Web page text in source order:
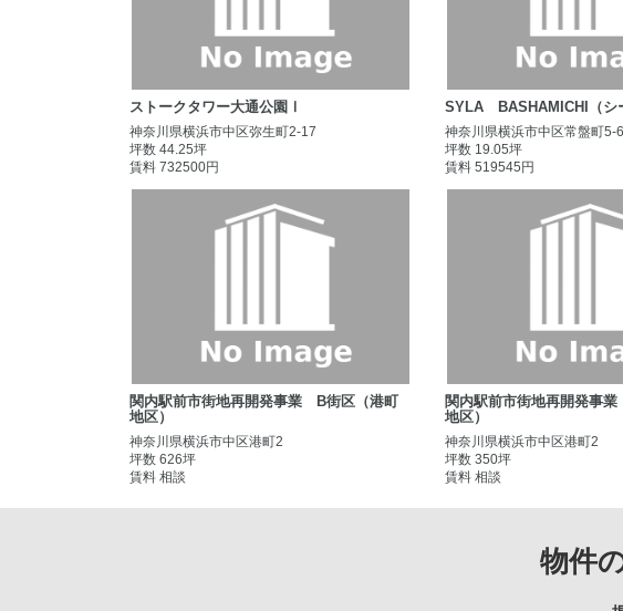
ストークタワー大通公園Ⅰ
神奈川県横浜市中区弥生町2-17
坪数 44.25坪
賃料 732500円
SYLA BASHAMICHI（シ
神奈川県横浜市中区常盤町5-
坪数 19.05坪
賃料 519545円
関内駅前市街地再開発事業 B街区（港町
地区）
神奈川県横浜市中区港町2
坪数 626坪
賃料 相談
関内駅前市街地再開発事
地区）
神奈川県横浜市中区港町2
坪数 350坪
賃料 相談
物件